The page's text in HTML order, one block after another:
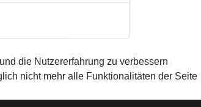
die Nutzererfahrung zu verbessern
nicht mehr alle Funktionalitäten der Seite